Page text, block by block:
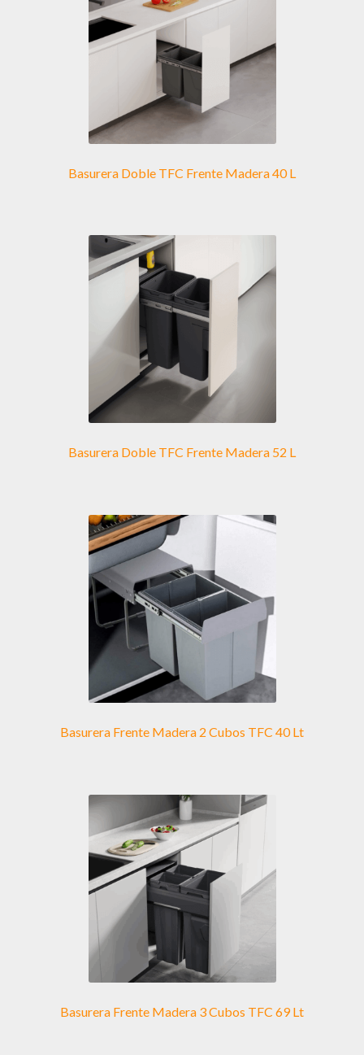
Basurera Doble TFC Frente Madera 40 L
Basurera Doble TFC Frente Madera 52 L
Basurera Frente Madera 2 Cubos TFC 40 Lt
Basurera Frente Madera 3 Cubos TFC 69 Lt